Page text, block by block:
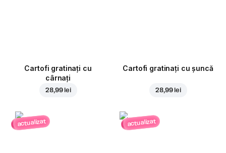
Cartofi gratinați cu
cârnați
28,99 lei
Cartofi gratinați cu șuncă
28,99 lei
actualizat actualizat